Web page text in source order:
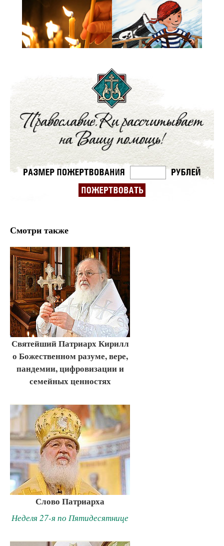
Смотри также
Святейший Патриарх Кирилл
о Божественном разуме, вере,
пандемии, цифровизации и
семейных ценностях
Слово Патриарха
Неделя 27-я по Пятидесятнице